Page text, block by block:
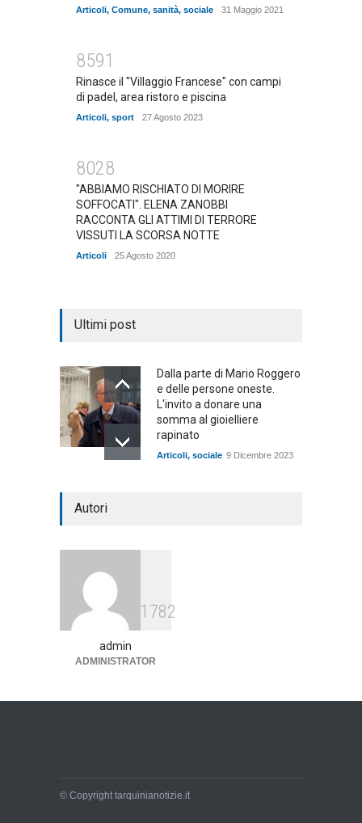
Articoli, Comune, sanità, sociale 31 Maggio 2021
8591
Rinasce il "Villaggio Francese" con campi
di padel, area ristoro e piscina
Articoli, sport 27 Agosto 2023
8028
"ABBIAMO RISCHIATO DI MORIRE
SOFFOCATI". ELENA ZANOBBI
RACCONTA GLI ATTIMI DI TERRORE
VISSUTI LA SCORSA NOTTE
Articoli 25 Agosto 2020
Ultimi post
Dalla parte di Mario Roggero
e delle persone oneste.
L'invito a donare una
somma al gioielliere
rapinato
Articoli, sociale 9 Dicembre 2023
Autori
1782
admin
ADMINISTRATOR
© Copyright tarquinianotizie.it